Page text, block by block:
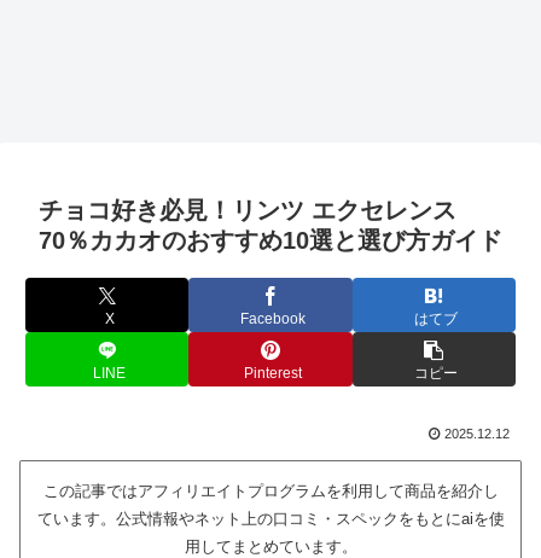
チョコ好き必見！リンツ エクセレンス
70％カカオのおすすめ10選と選び方ガイド
X Facebook はてブ
LINE Pinterest コピー
2025.12.12
この記事ではアフィリエイトプログラムを利用して商品を紹介し
ています。公式情報やネット上の口コミ・スペックをもとにaiを使
用してまとめています。